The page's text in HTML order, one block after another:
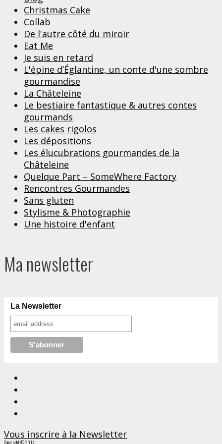
Christmas Cake
Collab
De l'autre côté du miroir
Eat Me
Je suis en retard
L'épine d’Églantine, un conte d'une sombre
gourmandise
La Châteleine
Le bestiaire fantastique & autres contes
gourmands
Les cakes rigolos
Les dépositions
Les élucubrations gourmandes de la
Châteleine
Quelque Part – SomeWhere Factory
Rencontres Gourmandes
Sans gluten
Stylisme & Photographie
Une histoire d'enfant
Ma newsletter
La Newsletter
Vous inscrire à la Newsletter
Copyright © 2014